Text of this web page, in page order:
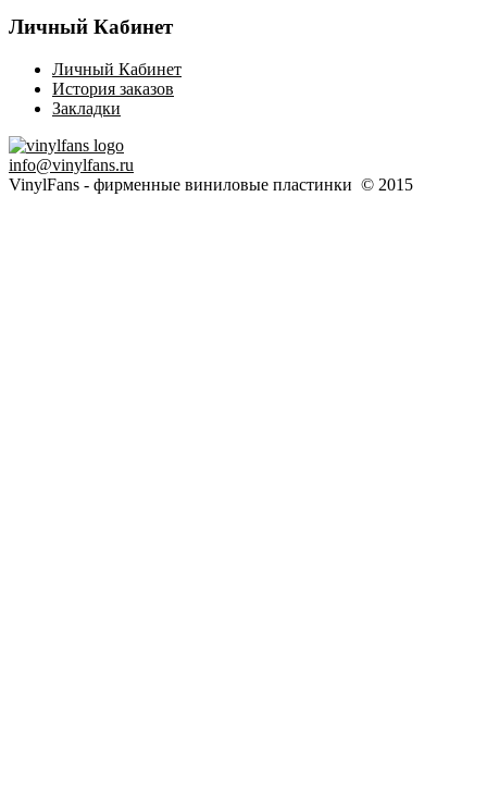
Личный Кабинет
Личный Кабинет
История заказов
Закладки
info@vinylfans.ru
VinylFans - фирменные виниловые пластинки © 2015